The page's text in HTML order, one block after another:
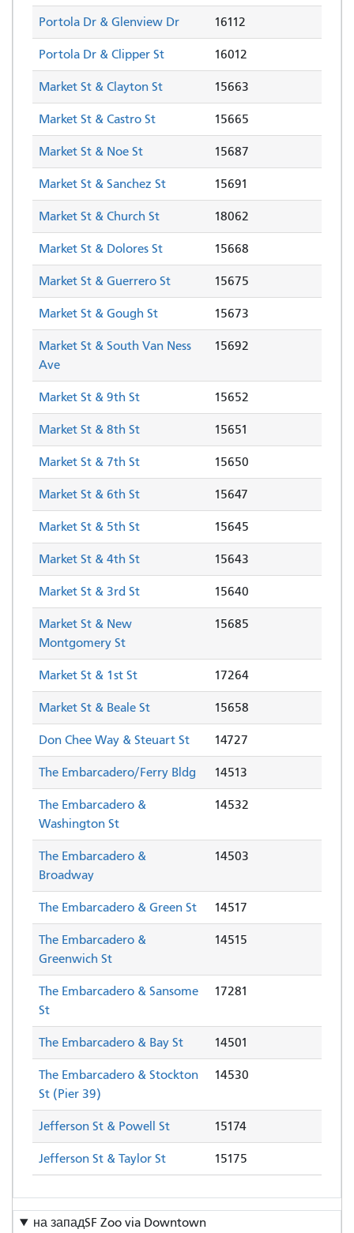
Portola Dr & Glenview Dr 16112
Portola Dr & Clipper St 16012
Market St & Clayton St 15663
Market St & Castro St 15665
Market St & Noe St 15687
Market St & Sanchez St 15691
Market St & Church St 18062
Market St & Dolores St 15668
Market St & Guerrero St 15675
Market St & Gough St 15673
Market St & South Van Ness
Ave
15692
Market St & 9th St 15652
Market St & 8th St 15651
Market St & 7th St 15650
Market St & 6th St 15647
Market St & 5th St 15645
Market St & 4th St 15643
Market St & 3rd St 15640
Market St & New
Montgomery St
15685
Market St & 1st St 17264
Market St & Beale St 15658
Don Chee Way & Steuart St 14727
The Embarcadero/Ferry Bldg 14513
The Embarcadero &
Washington St
14532
The Embarcadero &
Broadway
14503
The Embarcadero & Green St 14517
The Embarcadero &
Greenwich St
14515
The Embarcadero & Sansome
St
17281
The Embarcadero & Bay St 14501
The Embarcadero & Stockton
St (Pier 39)
14530
Jefferson St & Powell St 15174
Jefferson St & Taylor St 15175
на западSF Zoo via Downtown